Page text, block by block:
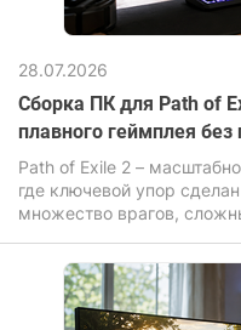
28.07.2026
Сборка ПК для Path of
плавного геймплея без
Path of Exile 2 –
где ключевой упор
множество врагов,